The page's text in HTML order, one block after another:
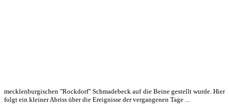
mecklenburgischen "Rockdorf" Schmadebeck auf die Beine gestellt wurde. Hier
folgt ein kleiner Abriss über die Ereignisse der vergangenen Tage ...